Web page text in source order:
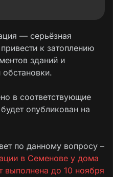
— серьёзная
к затоплению
зданий и
в соответствующие
опубликован на
по данному вопросу –
в Семенове у дома
выполнена до 10 ноября